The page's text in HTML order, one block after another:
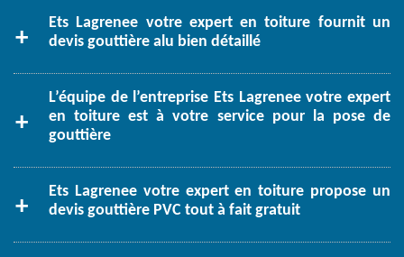
Ets Lagrenee votre expert en toiture fournit un
devis gouttière alu bien détaillé
L’équipe de l’entreprise Ets Lagrenee votre expert
en toiture est à votre service pour la pose de
gouttière
Ets Lagrenee votre expert en toiture propose un
devis gouttière PVC tout à fait gratuit